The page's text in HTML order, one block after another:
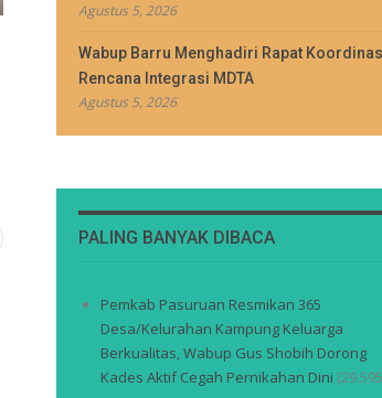
Agustus 5, 2026
Wabup Barru Menghadiri Rapat
Rencana Integrasi MDTA
Agustus 5, 2026
PALING BANYAK DIBACA
Pemkab Pasuruan Resmikan 365
Desa/Kelurahan Kampung Keluarga
Berkualitas, Wabup Gus Shobih Dorong
Kades Aktif Cegah Pernikahan Dini